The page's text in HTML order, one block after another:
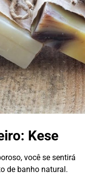
Kese
você se sentirá
de banho natural.